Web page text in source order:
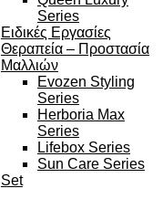
Series
Ειδικές Εργασίες
Θεραπεία – Προστασία
Μαλλιών
Evozen Styling
Series
Herboria Max
Series
Lifebox Series
Sun Care Series
Set